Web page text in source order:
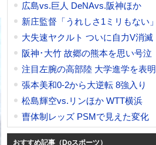
広島vs.巨人 DeNAvs.阪神ほか
新庄監督「うれしさ1ミリもない」
大失速ヤクルト ついに自力V消滅
阪神･大竹 故郷の熊本を思い号泣
注目左腕の高部陸 大学進学を表明
張本美和0-2から大逆転 8強入り
松島輝空vs.リンほか WTT横浜
曺体制レッズ PSMで見えた変化
おすすめ記事（Doスポーツ）